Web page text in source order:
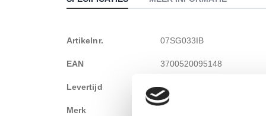
Meer
Artikelnr. 07SG033IB
EAN 3700520095148
Levertijd Op werkdagen vóór 16.00
Merk